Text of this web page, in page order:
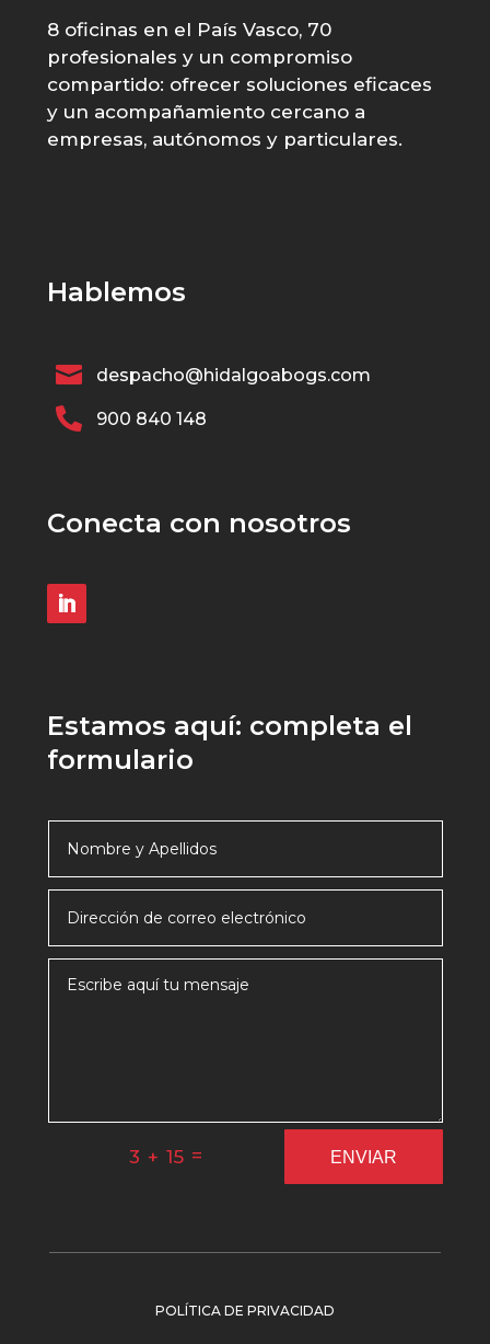
8 oficinas en el País Vasco, 70
profesionales y un compromiso
compartido: ofrecer soluciones eficaces
y un acompañamiento cercano a
empresas, autónomos y particulares.
Hablemos
 despacho@hidalgoabogs.com
 900 840 148
Conecta con nosotros
Estamos aquí: completa el
formulario
3 + 15 = ENVIAR
POLÍTICA DE PRIVACIDAD